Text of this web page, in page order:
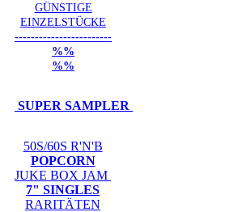
GÜNSTIGE
EINZELSTÜCKE
------------------------
%%
%%
SUPER SAMPLER
50S/60S R'N'B
POPCORN
JUKE BOX JAM
7" SINGLES
RARITÄTEN